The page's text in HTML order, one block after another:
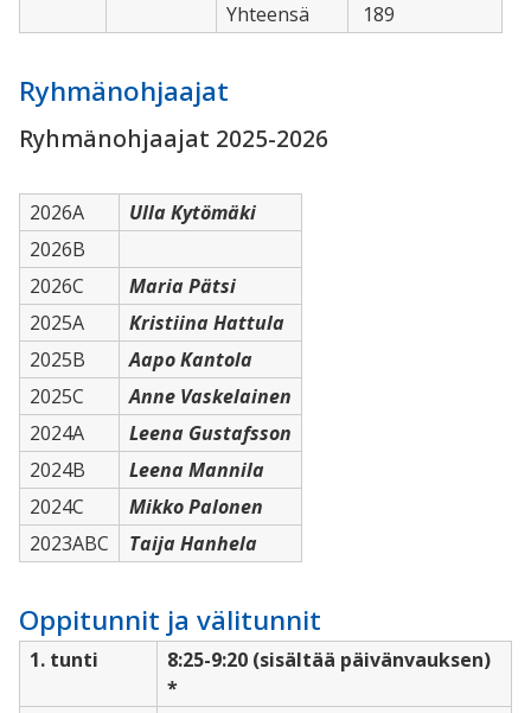
Yhteensä
189
Ryhmänohjaajat
Ryhmänohjaajat 2025-2026
2026A
Ulla Kytömäki
2026B
2026C
Maria Pätsi
2025A
Kristiina Hattula
2025B
Aapo Kantola
2025C
Anne Vaskelainen
2024A
Leena Gustafsson
2024B
Leena Mannila
2024C
Mikko Palonen
2023ABC
Taija Hanhela
Oppitunnit ja välitunnit
1. tunti
8:25-9:20 (sisältää päivänvauksen)
*